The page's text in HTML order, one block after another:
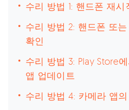
수리 방법 1: 핸드폰 재시
수리 방법 2: 핸드폰 또
확인
수리 방법 3: Play Store
앱 업데이트
수리 방법 4: 카메라 앱